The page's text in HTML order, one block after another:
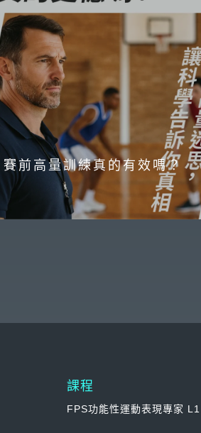
賽前高量訓練真的有效嗎？
課程
FPS功能性運動表現專家 L1